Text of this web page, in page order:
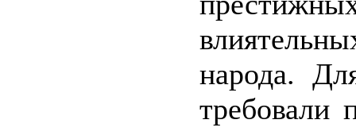
народа.
требовали